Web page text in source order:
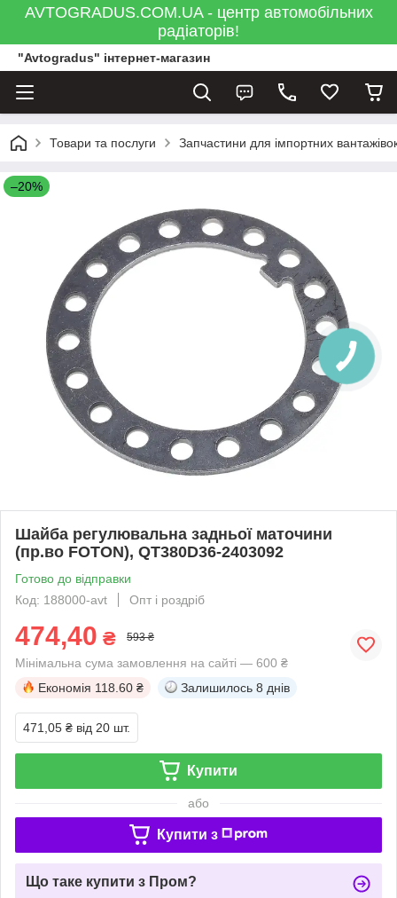
AVTOGRADUS.COM.UA - центр автомобільних
радіаторів!
"Avtogradus" інтернет-магазин
Товари та послуги Запчастини для імпортних
–20%
Шайба регулювальна задньої маточини
(пр.во FOTON), QT380D36-2403092
Готово до відправки
Код: 188000-avt
Опт і роздріб
474,40 ₴ 593 ₴
Мінімальна сума замовлення на сайті — 600 ₴
Економія 118.60 ₴ Залишилось 8 днів
471,05 ₴ від 20 шт.
Купити
або
Купити з
Що таке купити з Пром?